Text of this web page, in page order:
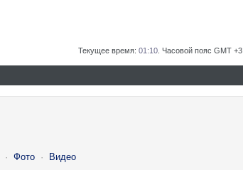
Текущее время: 01:10 . Часовой пояс GMT +3.
· Фото · Видео